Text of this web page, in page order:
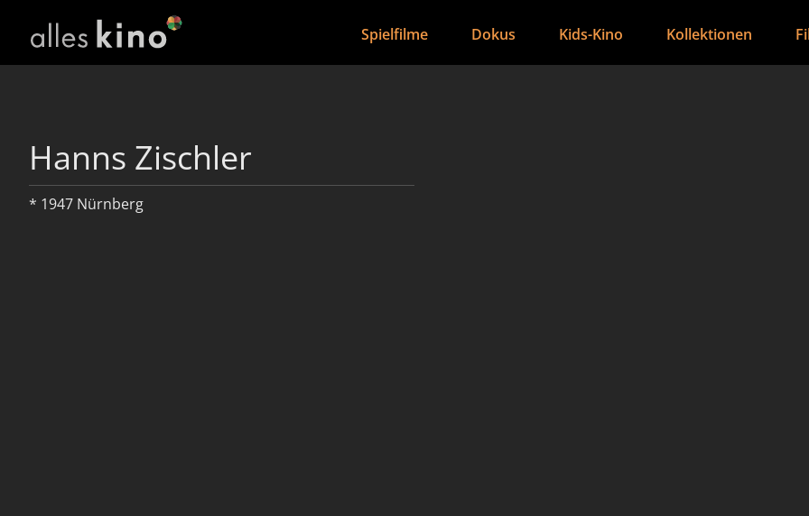
Spielfilme Dokus Kids-Kino Kollektionen
Hanns Zischler
* 1947 Nürnberg